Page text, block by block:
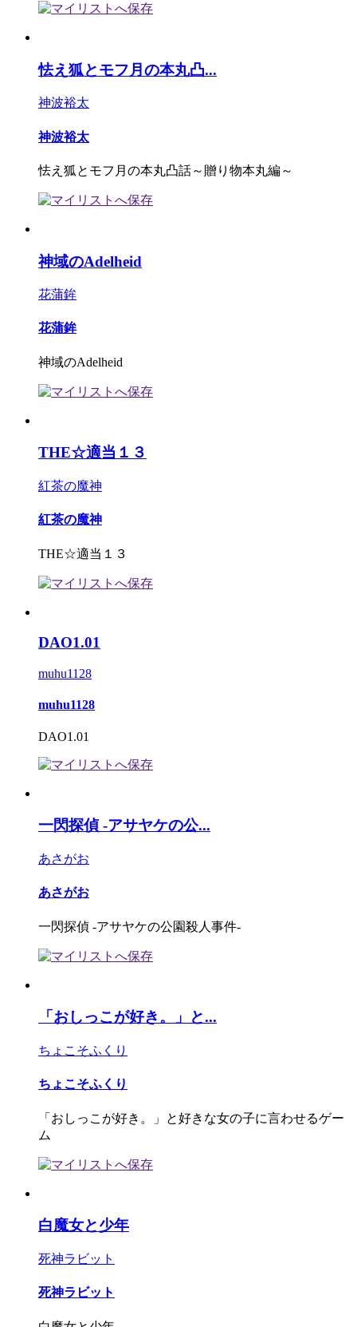
怯え狐とモフ月の本丸凸...
神波裕太
神波裕太
怯え狐とモフ月の本丸凸話～贈り物本丸編～
神域のAdelheid
花蒲鉾
花蒲鉾
神域のAdelheid
THE☆適当１３
紅茶の魔神
紅茶の魔神
THE☆適当１３
DAO1.01
muhu1128
muhu1128
DAO1.01
一閃探偵 ‐アサヤケの公...
あさがお
あさがお
一閃探偵 ‐アサヤケの公園殺人事件‐
「おしっこが好き。」と...
ちょこそふくり
ちょこそふくり
「おしっこが好き。」と好きな女の子に言わせるゲー
ム
白魔女と少年
死神ラビット
死神ラビット